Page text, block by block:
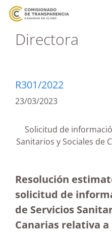
Directora
R301/2022
23/03/2023
Solicitud de
Sanitarios y Sociales de
Resolución
solicitud de
de Servicios
Canarias relativa